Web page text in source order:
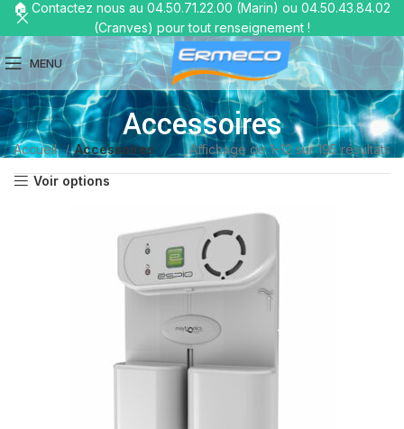
MENU
Accessoires
Accueil Accessoires Affichage de 1–12 sur 195 résultats
Voir options
🏠 Contactez nous au 04.50.71.22.00 (Marin) ou 04.50.43.84.02
(Cranves) pour tout renseignement !